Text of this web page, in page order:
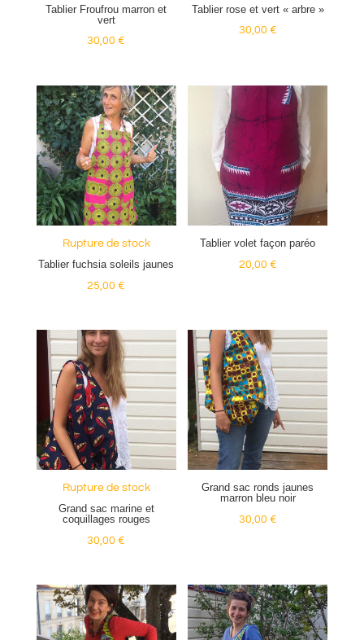
Tablier Froufrou marron et
vert
30,00€
Tablier rose et vert « arbre »
30,00 €
Rupture de stock
Tablier fuchsia soleils jaunes
25,00€
Tablier volet façon paréo
20,00 €
Rupture de stock
Grand sac marine et
coquillages rouges
30,00€
Grand sac ronds jaunes
marron bleu noir
30,00 €